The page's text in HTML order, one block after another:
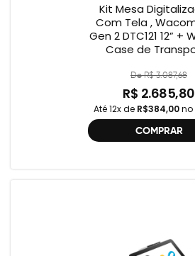
Kit Mesa
Com Tela ,
Gen 2 DTC121 12” +
Case de
De R$ 3.087,68
R$ 2.685,80
Até 12x de R$384,00no
COMPRAR